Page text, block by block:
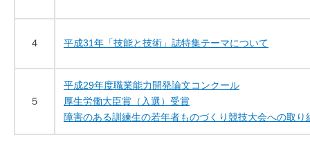
４ 平成31年「技能と技術」誌特集テーマについて
５
平成29年度職業能力開発論文コンクール
厚生労働大臣賞（入選）受賞
障害のある訓練生の若年者ものづくり競技大会への取り